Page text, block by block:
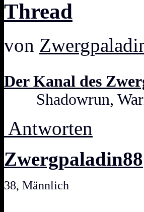
Thread
von
Der Kanal des
Shadowrun,
Antworten
Zwergpaladin88
38, Männlich